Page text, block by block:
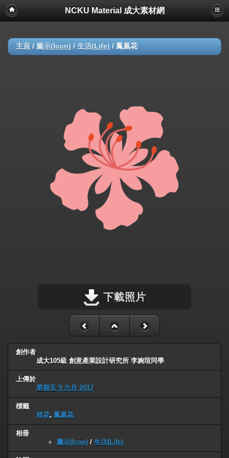
NCKU Material 成大素材網
主頁 / 圖示(Icon) / 生活(Life) / 鳳凰花
下載照片
創作者
成大105級 創意產業設計研究所 李婉瑄同學
上傳於
星期五 9 六月 2017
標籤
校花, 鳳凰花
相冊
圖示(Icon) / 生活(Life)